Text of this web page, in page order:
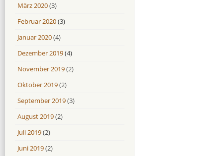
März 2020(3)
Februar 2020(3)
Januar 2020(4)
Dezember 2019(4)
November 2019(2)
Oktober 2019(2)
September 2019(3)
August 2019(2)
Juli 2019(2)
Juni 2019(2)